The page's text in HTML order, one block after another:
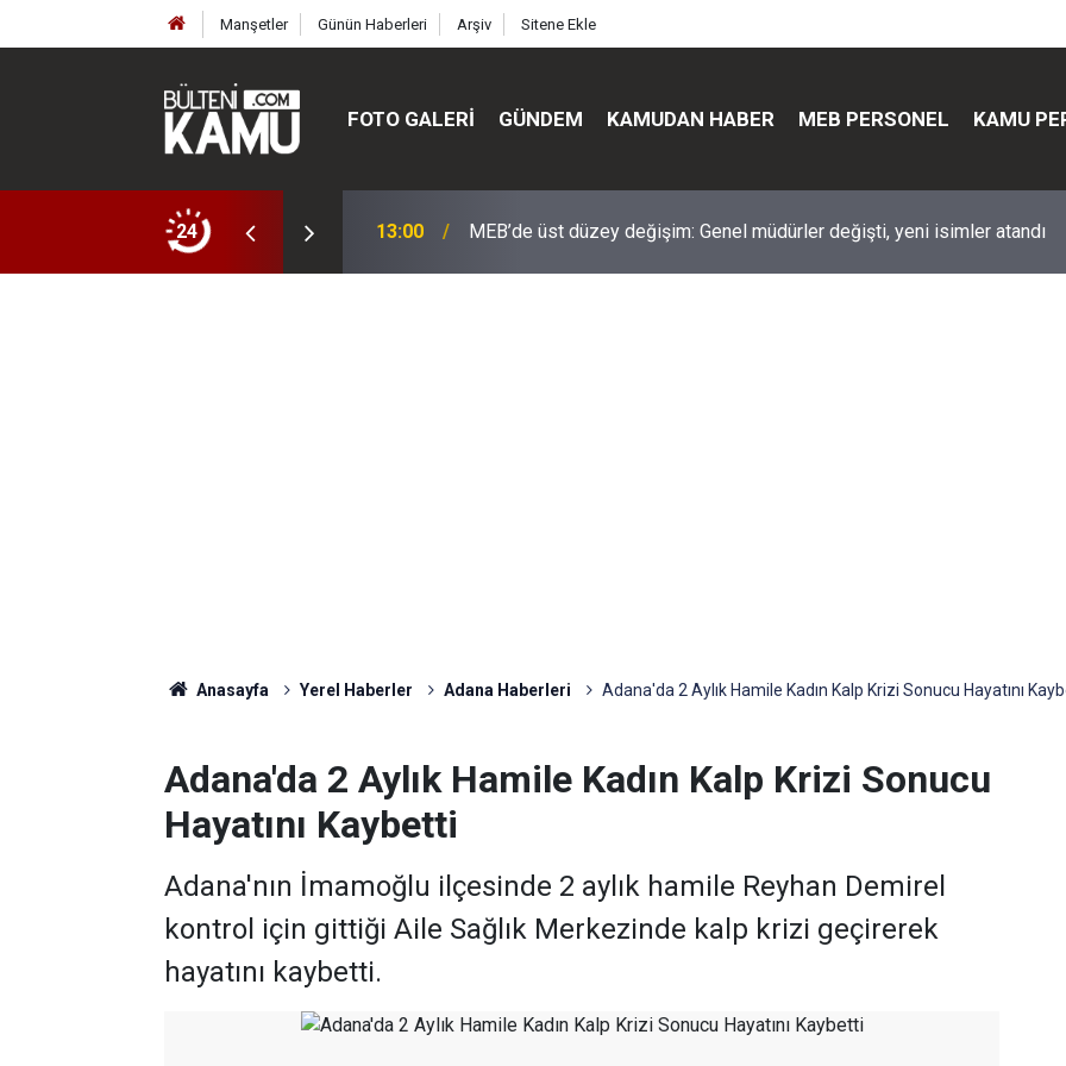
Manşetler Günün Haberleri Arşiv Sitene Ekle
FOTO GALERI GÜNDEM KAMUDAN HABER MEB PERSONEL KAMU
24
ve enstitüler kuruldu, bazıları kapatıldı 13:00 MEB’de üst düzey değişim: Genel müdürler değişti, yeni isimler atandı
Anasayfa Yerel Haberler Adana Haberleri Adana'da 2 Aylık Hamile Kadın Kalp Krizi Sonucu Hayatını
Adana'da 2 Aylık Hamile Kadın Kalp Krizi Sonucu
Hayatını Kaybetti
Adana'nın İmamoğlu ilçesinde 2 aylık hamile Reyhan Demirel
kontrol için gittiği Aile Sağlık Merkezinde kalp krizi geçirerek
hayatını kaybetti.